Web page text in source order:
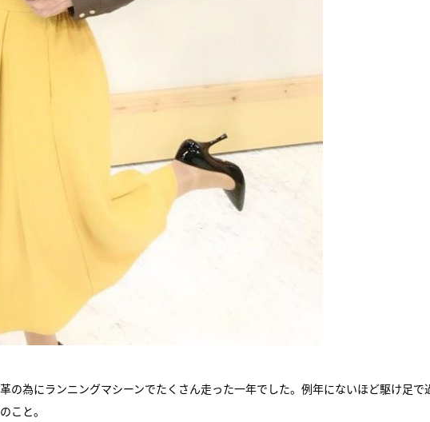
の為にランニングマシーンでたくさん走った一年でした。例年にないほど駆け足で
こと。